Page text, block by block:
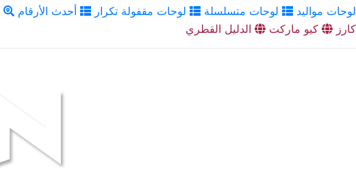
لوحات مواليد لوحات متسلسلة لوحات مقفولة تكرار أحدث الأرقام
كارز
كيو ماركت الدليل القطري